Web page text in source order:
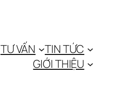
TƯ VẤN
TIN TỨC
GIỚI THIỆU